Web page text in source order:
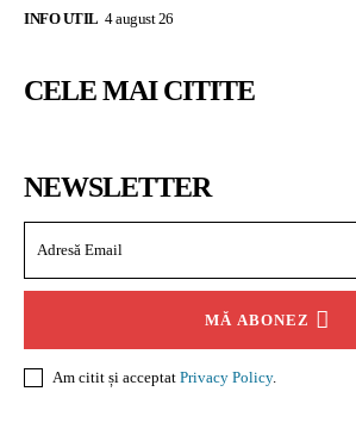
INFO UTIL 4 august 26
CELE MAI CITITE
NEWSLETTER
MĂ ABONEZ
Am citit și acceptat Privacy Policy.